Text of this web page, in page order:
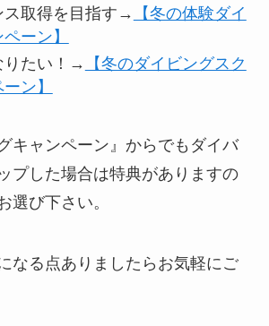
ス取得を目指す→
【冬の体験ダイ
ーン】
りたい！→
【冬のダイビングスク
ン】
キャンペーン』からでもダイバ
プした場合は特典がありますの
選び下さい。
なる点ありましたらお気軽にご